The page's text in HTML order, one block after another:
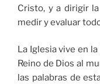
Cristo, y a dirigir
medir y evaluar
La Iglesia vive en
Reino de Dios al
las palabras de